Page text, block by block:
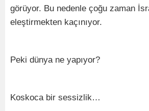
görüyor. Bu nedenle çoğu zaman
eleştirmekten kaçınıyor.
Peki dünya ne yapıyor?
Koskoca bir sessizlik…